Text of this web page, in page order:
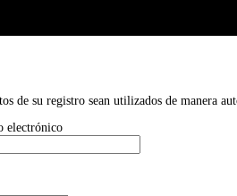
de su registro sean utilizados de manera
electrónico